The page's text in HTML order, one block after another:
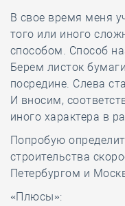
В свое время меня
того или иного
способом. Способ
Берем листок
посредине. Слева
И вносим,
иного характера в
Попробую
строительства
Петербургом и
«Плюсы»: